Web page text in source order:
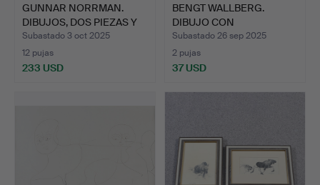
GUNNAR NORRMAN.
DIBUJOS, DOS PIEZAS Y
UNA …
Subastado 3 oct 2025
12 pujas
233 USD
BENGT WALLBERG.
DIBUJO CON
ROTULADOR. Comp…
Subastado 26 sep 2025
2 pujas
37 USD